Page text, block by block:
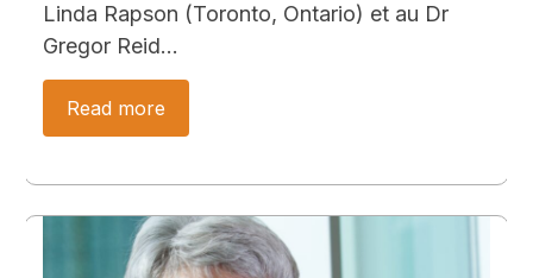
Linda Rapson (Toronto, Ontario) et au Dr
Gregor Reid…
Read more